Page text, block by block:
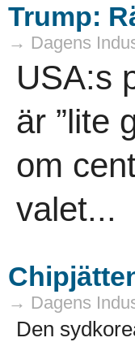
Trump:
→ Dagens
USA:s
är ”lite
om
valet...
→ Dagens
Den